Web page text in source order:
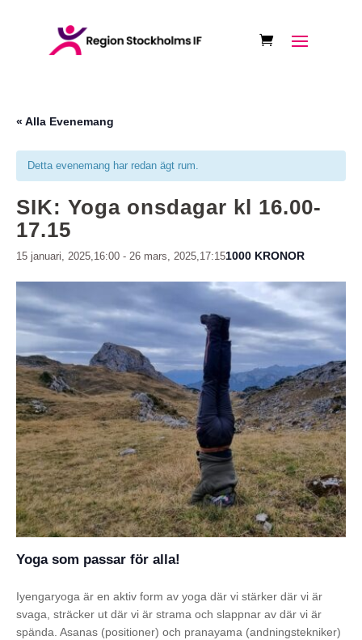
« Alla Evenemang
Detta evenemang har redan ägt rum.
SIK: Yoga onsdagar kl 16.00-
17.15
15 januari, 2025,16:00 - 26 mars, 2025,17:151000 KRONOR
Yogasom passar för alla!
Iyengaryoga är en aktiv form av yoga där vi stärker där vi är
svaga, sträcker ut där vi är strama och slappnar av där vi är
spända. Asanas (positioner) och pranayama (andningstekniker)